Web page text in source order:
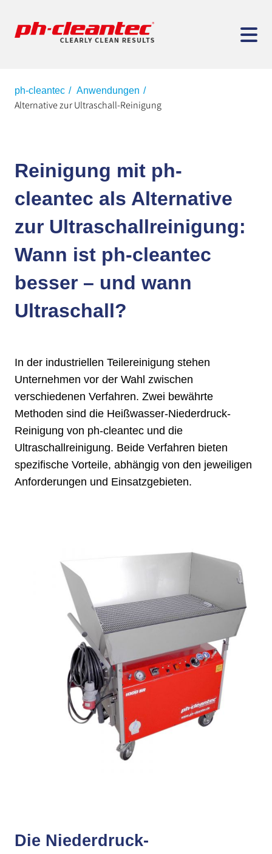
ph-cleantec Anwendungen
Alternative zur Ultraschall-Reinigung
Reinigung mit ph-
cleantec als Alternative
zur Ultraschallreinigung:
Wann ist ph-cleantec
besser – und wann
Ultraschall?
In der industriellen Teilereinigung stehen
Unternehmen vor der Wahl zwischen
verschiedenen Verfahren. Zwei bewährte
Methoden sind die Heißwasser-Niederdruck-
Reinigung von ph-cleantec und die
Ultraschallreinigung. Beide Verfahren bieten
spezifische Vorteile, abhängig von den jeweiligen
Anforderungen und Einsatzgebieten.​
Die Niederdruck-